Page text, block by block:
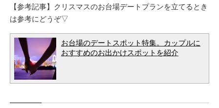
【参考記事】クリスマスのお台場デートプランを立てるとき
は参考にどうぞ▽
お台場のデートスポット特集。カップルに
おすすめのお出かけスポットを紹介